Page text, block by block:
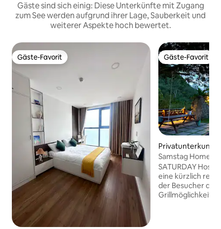
Gäste sind sich einig: Diese Unterkünfte mit Zugang
zum See werden aufgrund ihrer Lage, Sauberkeit und
weiterer Aspekte hoch bewertet.
Gäste-Favorit
Gäste-Favorit Gäste-Favorit
Gäste-Favorit
Privatunterkunft
Samstag
SATURDAY
eine kürzlich
der Besucher